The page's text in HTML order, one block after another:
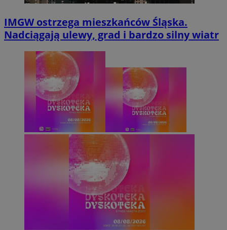
IMGW ostrzega mieszkańców Śląska.
Nadciągają ulewy, grad i bardzo silny wiatr